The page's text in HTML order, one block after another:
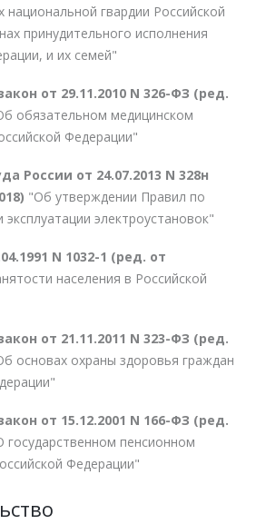
национальной гвардии Российской
принудительного исполнения
и их семей"
от 29.11.2010 N 326-ФЗ (ред.
обязательном медицинском
Федерации"
России от 24.07.2013 N 328н
"Об утверждении Правил по
эксплуатации электроустановок"
N 1032-1 (ред. от
населения в Российской
от 21.11.2011 N 323-ФЗ (ред.
основах охраны здоровья граждан
от 15.12.2001 N 166-ФЗ (ред.
государственном пенсионном
Федерации"